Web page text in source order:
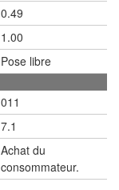
0.49
1.00
Pose libre
011
7.1
Achat du
consommateur.